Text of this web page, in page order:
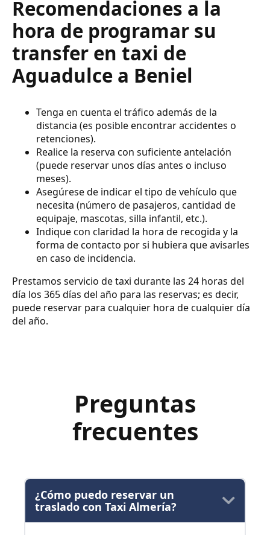
Recomendaciones a la
hora de programar su
transfer en taxi de
Aguadulce a Beniel
Tenga en cuenta el tráfico además de la
distancia (es posible encontrar accidentes o
retenciones).
Realice la reserva con suficiente antelación
(puede reservar unos días antes o incluso
meses).
Asegúrese de indicar el tipo de vehículo que
necesita (número de pasajeros, cantidad de
equipaje, mascotas, silla infantil, etc.).
Indique con claridad la hora de recogida y la
forma de contacto por si hubiera que avisarles
en caso de incidencia.
Prestamos servicio de taxi durante las 24 horas del
día los 365 días del año para las reservas; es decir,
puede reservar para cualquier hora de cualquier día
del año.
Preguntas
frecuentes
¿Cómo puedo reservar un
traslado con Taxi Almería?